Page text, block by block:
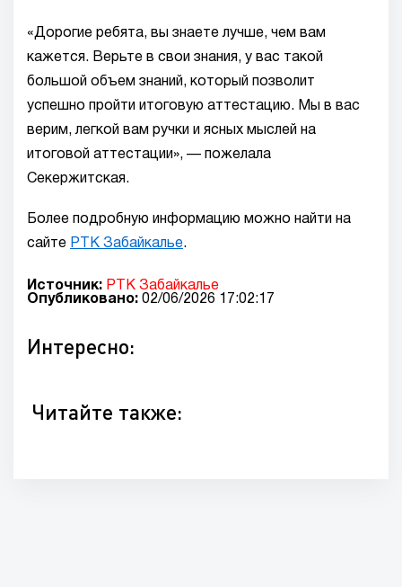
«Дорогие ребята, вы знаете лучше, чем вам
кажется. Верьте в свои знания, у вас такой
большой объем знаний, который позволит
успешно пройти итоговую аттестацию. Мы в вас
верим, легкой вам ручки и ясных мыслей на
итоговой аттестации», — пожелала
Секержитская.
Более подробную информацию можно найти на
сайте РТК Забайкалье.
Источник: РТК Забайкалье
Опубликовано: 02/06/2026 17:02:17
Интересно:
Читайте также: